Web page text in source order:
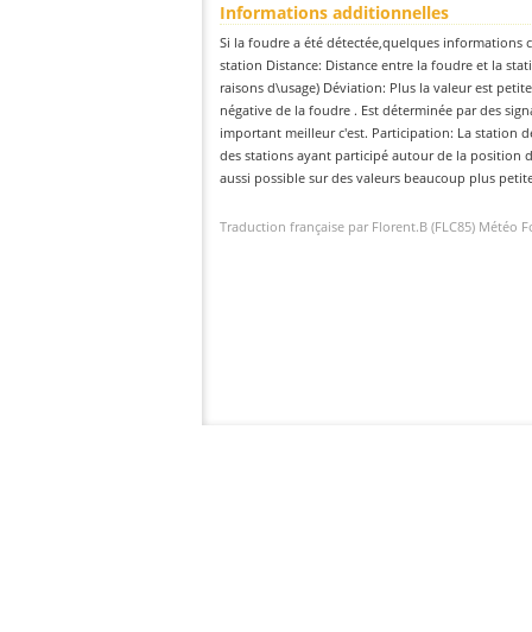
Informations additionnelles
Si la foudre a été détectée,quelques informations
station Distance: Distance entre la foudre et la
raisons d\usage) Déviation: Plus la valeur est
négative de la foudre . Est déterminée par des
important meilleur c'est. Participation: La station
des stations ayant participé autour de la position
aussi possible sur des valeurs beaucoup plus
Traduction française par Florent.B (FLC85) Météo